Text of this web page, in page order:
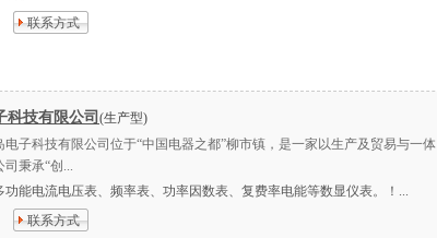
联系方式
科技有限公司 (生产型)
电子科技有限公司位于“中国电器之都”柳市镇，是一家以生产及贸易与一体
秉承“创...
功能电流电压表、频率表、功率因数表、复费率电能等数显仪表。！...
联系方式